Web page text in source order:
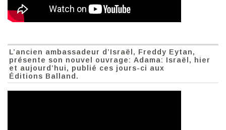
L’ancien ambassadeur d’Israël, Freddy Eytan,
présente son nouvel ouvrage: Adama: Israël, hier
et aujourd’hui, publié ces jours-ci aux
Éditions Balland.